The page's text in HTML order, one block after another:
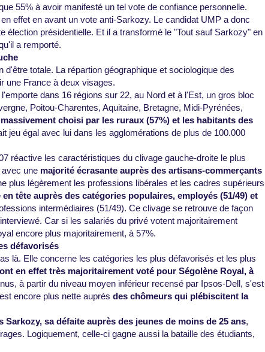
55% à avoir manifesté un tel vote de confiance personnelle.
effet en avant un vote anti-Sarkozy. Le candidat UMP a donc
élection présidentielle. Et il a transformé le "Tout sauf Sarkozy" en
a remporté.
totale. La répartion géographique et sociologique des
une France à deux visages.
dans 16 régions sur 22, au Nord et à l'Est, un gros bloc
Poitou-Charentes, Aquitaine, Bretagne, Midi-Pyrénées,
choisi par les ruraux (57%) et les habitants des
jeu égal avec lui dans les agglomérations de plus de 100.000
réactive les caractéristiques du clivage gauche-droite le plus
unemajorité écrasante auprès des artisans-commerçants
plus légèrement les professions libérales et les cadres supérieurs
tête auprès des catégories populaires, employés (51/49) et
intermédiaires (51/49). Ce clivage se retrouve de façon
Car si les salariés du privé votent majoritairement
encore plus majoritairement, à 57%.
défavorisés
là. Elle concerne les catégories les plus défavorisés et les plus
en effet très majoritairement voté pour Ségolène Royal, à
à partir du niveau moyen inférieur recensé par Ipsos-Dell, s'est
encore plus nette auprès des chômeurs qui plébiscitent la
Sarkozy, sa défaite auprès des jeunes de moins de 25 ans,
Logiquement, celle-ci gagne aussi la bataille des étudiants,